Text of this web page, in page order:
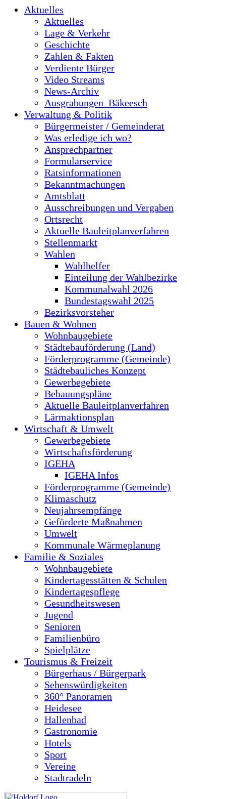
Aktuelles
Aktuelles
Lage & Verkehr
Geschichte
Zahlen & Fakten
Verdiente Bürger
Video Streams
News-Archiv
Ausgrabungen_Bäkeesch
Verwaltung & Politik
Bürgermeister / Gemeinderat
Was erledige ich wo?
Ansprechpartner
Formularservice
Ratsinformationen
Bekanntmachungen
Amtsblatt
Ausschreibungen und Vergaben
Ortsrecht
Aktuelle Bauleitplanverfahren
Stellenmarkt
Wahlen
Wahlhelfer
Einteilung der Wahlbezirke
Kommunalwahl 2026
Bundestagswahl 2025
Bezirksvorsteher
Bauen & Wohnen
Wohnbaugebiete
Städtebauförderung (Land)
Förderprogramme (Gemeinde)
Städtebauliches Konzept
Gewerbegebiete
Bebauungspläne
Aktuelle Bauleitplanverfahren
Lärmaktionsplan
Wirtschaft & Umwelt
Gewerbegebiete
Wirtschaftsförderung
IGEHA
IGEHA Infos
Förderprogramme (Gemeinde)
Klimaschutz
Neujahrsempfänge
Geförderte Maßnahmen
Umwelt
Kommunale Wärmeplanung
Familie & Soziales
Wohnbaugebiete
Kindertagesstätten & Schulen
Kindertagespflege
Gesundheitswesen
Jugend
Senioren
Familienbüro
Spielplätze
Tourismus & Freizeit
Bürgerhaus / Bürgerpark
Sehenswürdigkeiten
360° Panoramen
Heidesee
Hallenbad
Gastronomie
Hotels
Sport
Vereine
Stadtradeln